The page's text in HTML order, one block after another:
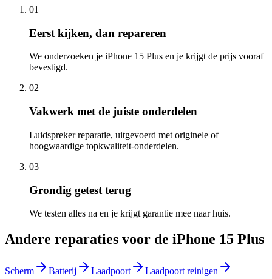
01
Eerst kijken, dan repareren
We onderzoeken je iPhone 15 Plus en je krijgt de prijs vooraf
bevestigd.
02
Vakwerk met de juiste onderdelen
Luidspreker reparatie, uitgevoerd met originele of
hoogwaardige topkwaliteit-onderdelen.
03
Grondig getest terug
We testen alles na en je krijgt garantie mee naar huis.
Andere reparaties voor de iPhone 15 Plus
Scherm Batterij Laadpoort
Laadpoort reinigen